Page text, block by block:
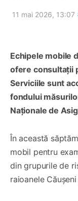
11 mai 2026, 13:07
Echipele mobile
ofere consultații
Serviciile sunt
fondului
Naționale de
În această
mobil pentru
din grupurile de
raioanele